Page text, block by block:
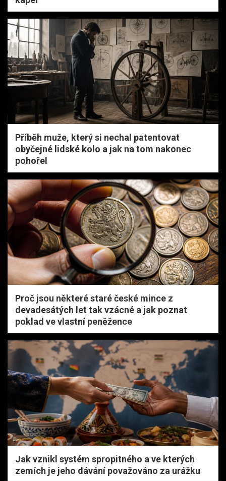
Příběh muže, který si nechal patentovat
obyčejné lidské kolo a jak na tom nakonec
pohořel
Proč jsou některé staré české mince z
devadesátých let tak vzácné a jak poznat
poklad ve vlastní peněžence
Jak vznikl systém spropitného a ve kterých
zemích je jeho dávání považováno za urážku